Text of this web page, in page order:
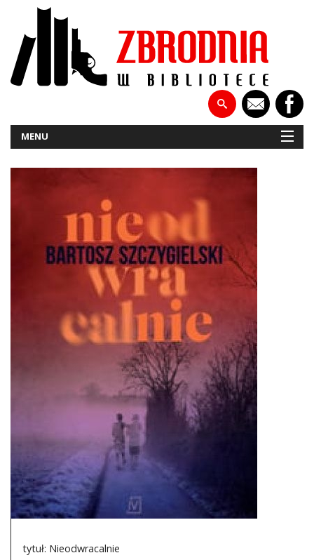
MENU
WYWIADY
DO CZYTANIA
tytuł: Nieodwracalnie